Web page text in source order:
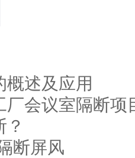
概述及应用
厂会议室隔断项
断屏风